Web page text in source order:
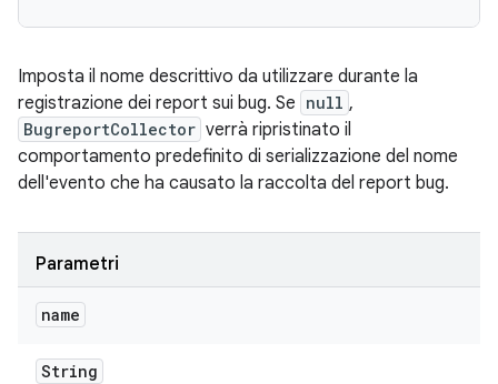
Imposta il nome descrittivo da utilizzare durante la
registrazione dei report sui bug. Se null ,
BugreportCollector verrà ripristinato il
comportamento predefinito di serializzazione del nome
dell'evento che ha causato la raccolta del report bug.
Parametri
name
String